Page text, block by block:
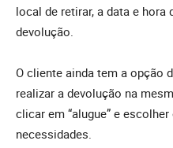
local de retirar, a data e
devolução.
O cliente ainda tem a opção
realizar a devolução na
clicar em “alugue” e
necessidades.